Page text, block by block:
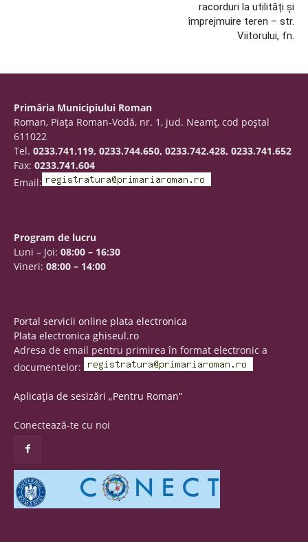
racorduri la utilități și
împrejmuire teren – str.
Viitorului, fn.
Primăria Municipiului Roman
Roman, Piaţa Roman-Vodă, nr. 1, jud. Neamţ, cod poştal
611022
Tel. 0233.741.119, 0233.744.650, 0233.742.428, 0233.741.652
Fax: 0233.741.604
Email:
Program de lucru
Luni – Joi: 08:00 – 16:30
Vineri: 08:00 – 14:00
Portal servicii online plata electronica
Plata electronica ghiseul.ro
Adresa de email pentru primirea în format electronic a
documentelor:
Aplicația de sesizări „Pentru Roman”
Conectează-te cu noi